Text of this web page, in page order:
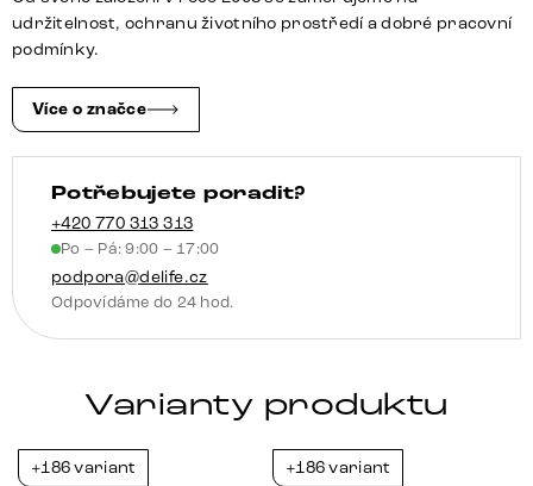
béžová
zúžená
nerezová
ocel
množství
udržitelnost, ochranu životního prostředí a dobré pracovní
podmínky.
Více o značce
Potřebujete poradit?
+420 770 313 313
Po – Pá: 9:00 – 17:00
podpora@delife.cz
Odpovídáme do 24 hod.
Varianty produktu
+186 variant +186 variant